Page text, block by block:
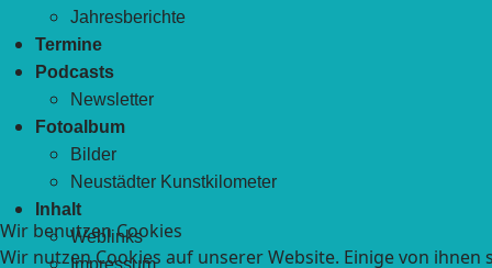
Jahresberichte
Termine
Podcasts
Newsletter
Fotoalbum
Bilder
Neustädter Kunstkilometer
Inhalt
Weblinks
Impressum
Wir benutzen Cookies
Wir nutzen Cookies auf unserer Website. Einige von